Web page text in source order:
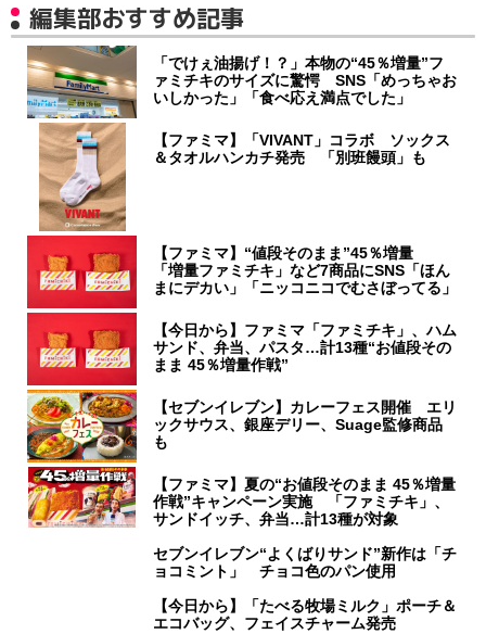
編集部おすすめ記事
「でけぇ油揚げ！？」本物の“45％増量”フ
ァミチキのサイズに驚愕 SNS「めっちゃお
いしかった」「食べ応え満点でした」
【ファミマ】「VIVANT」コラボ ソックス
＆タオルハンカチ発売 「別班饅頭」も
【ファミマ】“値段そのまま”45％増量
「増量ファミチキ」など7商品にSNS「ほん
まにデカい」「ニッコニコでむさぼってる」
【今日から】ファミマ「ファミチキ」、ハム
サンド、弁当、パスタ…計13種“お値段その
まま 45％増量作戦”
【セブンイレブン】カレーフェス開催 エリ
ックサウス、銀座デリー、Suage監修商品
も
【ファミマ】夏の“お値段そのまま 45％増量
作戦”キャンペーン実施 「ファミチキ」、
サンドイッチ、弁当…計13種が対象
セブンイレブン“よくばりサンド”新作は「チ
ョコミント」 チョコ色のパン使用
【今日から】「たべる牧場ミルク」ポーチ＆
エコバッグ、フェイスチャーム発売